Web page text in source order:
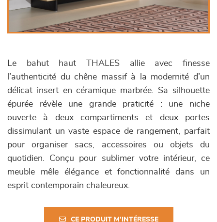
Le bahut haut THALES allie avec finesse
l’authenticité du chêne massif à la modernité d’un
délicat insert en céramique marbrée. Sa silhouette
épurée révèle une grande praticité : une niche
ouverte à deux compartiments et deux portes
dissimulant un vaste espace de rangement, parfait
pour organiser sacs, accessoires ou objets du
quotidien. Conçu pour sublimer votre intérieur, ce
meuble mêle élégance et fonctionnalité dans un
esprit contemporain chaleureux.
CE PRODUIT M'INTÉRESSE